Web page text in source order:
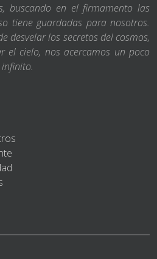
buscando en el firmamento las
tiene guardadas para nosotros.
desvelar los secretos del cosmos,
el cielo, nos acercamos un poco